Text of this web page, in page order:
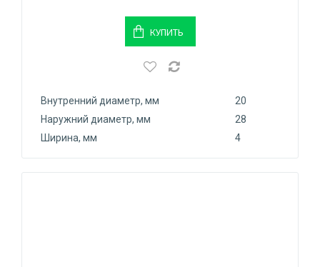
КУПИТЬ
Внутренний диаметр, мм
20
Наружний диаметр, мм
28
Ширина, мм
4